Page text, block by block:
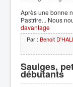
Après une bonne
Pastrire... Nous
davantage
Par : Benoit
Saulges,
débutants